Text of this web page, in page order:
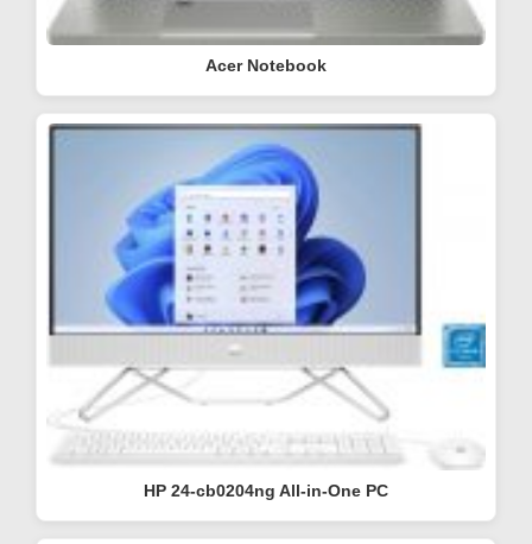
Acer Notebook
HP 24-cb0204ng All-in-One PC